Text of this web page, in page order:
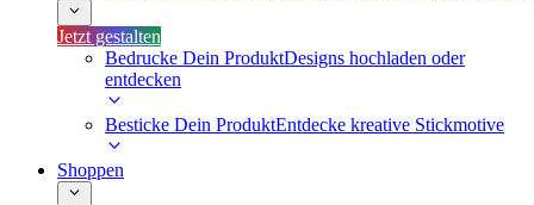
Jetzt gestalten
Bedrucke Dein ProduktDesigns hochladen oder
entdecken
Besticke Dein ProduktEntdecke kreative Stickmotive
Shoppen